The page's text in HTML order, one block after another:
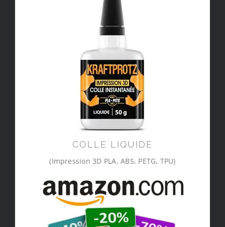
COLLE LIQUIDE
(Impression 3D PLA, ABS, PETG, TPU)